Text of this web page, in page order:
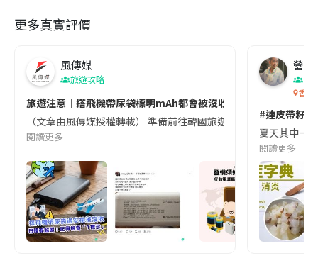
更多真實評價
風傳媒
旅遊攻略
旅遊注意｜搭飛機帶尿袋標明mAh都會被沒收😱出發前切記檢查
（文章由風傳媒授權轉載） 準備前往韓國旅遊的民眾，近期要
閱讀更多
營養
香港
#連皮帶籽
夏天其中一
閱讀更多